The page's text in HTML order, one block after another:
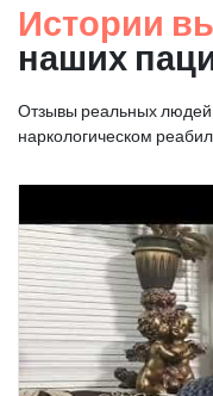
Истории
наших
Отзывы реальных
наркологическом